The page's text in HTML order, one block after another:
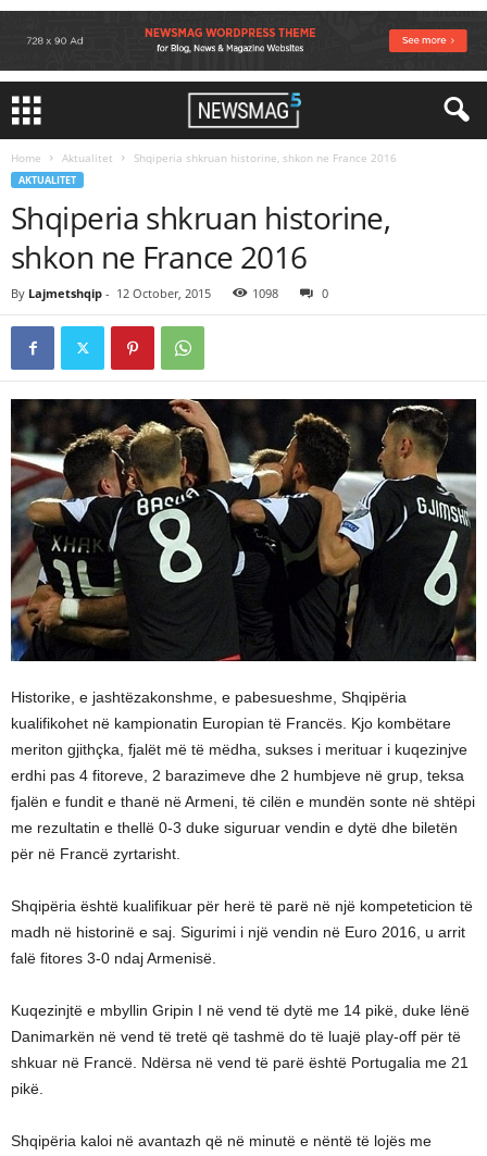
Home Aktualitet Shqiperia shkruan historine, shkon ne France 2016
AKTUALITET
Shqiperia shkruan historine,
shkon ne France 2016
By Lajmetshqip - 12 October, 2015 1098 0
Historike, e jashtëzakonshme, e pabesueshme, Shqipëria
kualifikohet në kampionatin Europian të Francës. Kjo kombëtare
meriton gjithçka, fjalët më të mëdha, sukses i merituar i kuqezinjve
erdhi pas 4 fitoreve, 2 barazimeve dhe 2 humbjeve në grup, teksa
fjalën e fundit e thanë në Armeni, të cilën e mundën sonte në shtëpi
me rezultatin e thellë 0-3 duke siguruar vendin e dytë dhe biletën
për në Francë zyrtarisht.
Shqipëria është kualifikuar për herë të parë në një kompeteticion të
madh në historinë e saj. Sigurimi i një vendin në Euro 2016, u arrit
falë fitores 3-0 ndaj Armenisë.
Kuqezinjtë e mbyllin Gripin I në vend të dytë me 14 pikë, duke lënë
Danimarkën në vend të tretë që tashmë do të luajë play-off për të
shkuar në Francë. Ndërsa në vend të parë është Portugalia me 21
pikë.
Shqipëria kaloi në avantazh që në minutë e nëntë të lojës me